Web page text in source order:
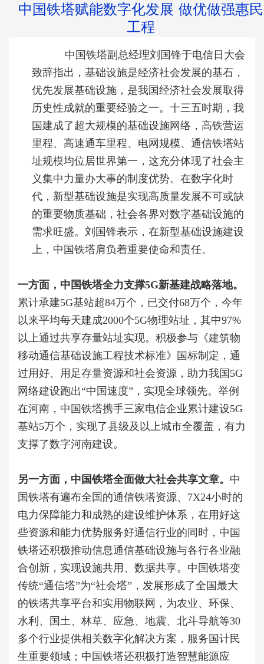
中国铁塔赋能数字化发展 做优做强惠民
工程
中国铁塔副总经理刘国锋于电信日大会
致辞指出，基础设施是经济社会发展的基石，
优先发展基础设施，是我国经济社会发展取得
历史性成就的重要经验之一。十三五时期，我
国建成了超大规模的基础设施网络，高铁营运
里程、高速通车里程、电网规模、通信铁塔站
址规模均位居世界第一，这充分体现了社会主
义集中力量办大事的制度优势。在数字化时
代，新型基础设施是实现高质量发展不可或缺
的重要物质基础，社会各界对数字基础设施的
需求旺盛。刘国锋表示，在新型基础设施建设
上，中国铁塔肩负着重要使命和责任。
一方面，中国铁塔全力支撑5G新基建战略落地。
累计承建5G基站超84万个，已交付68万个，今年
以来平均每天建成2000个5G物理站址，其中97%
以上通过共享存量站址实现。积极参与《建筑物
移动通信基础设施工程技术标准》国标制定，通
过用好、用足存量资源和社会资源，助力我国5G
网络建设跑出“中国速度”，实现全球领先。举例
在河南，中国铁塔携手三家电信企业累计建设5G
基站5万个，实现了县级及以上城市全覆盖，有力
支撑了数字河南建设。
另一方面，中国铁塔全面做大社会共享文章。 中
国铁塔有遍布全国的通信铁塔资源、7X24小时的
电力保障能力和成熟的建设维护体系，在用好这
些资源和能力优势服务好通信行业的同时，中国
铁塔还积极推动信息通信基础设施与各行各业融
合创新，实现设施共用、数据共享。中国铁塔变
传统“通信塔”为“社会塔”，发展形成了全国最大
的铁塔共享平台和实用物联网，为农业、环保、
水利、国土、林草、应急、地震、北斗导航等30
多个行业提供相关数字化解决方案，服务国计民
生重要领域；中国铁塔还积极打造智慧能源应